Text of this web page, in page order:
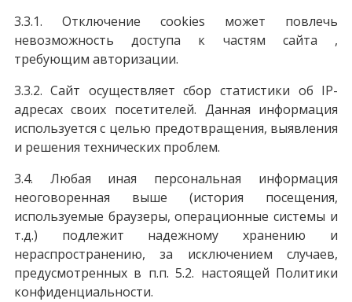
3.3.1. Отключение cookies может повлечь
невозможность доступа к частям сайта ,
требующим авторизации.
3.3.2. Сайт осуществляет сбор статистики об IP-
адресах своих посетителей. Данная информация
используется с целью предотвращения, выявления
и решения технических проблем.
3.4. Любая иная персональная информация
неоговоренная выше (история посещения,
используемые браузеры, операционные системы и
т.д.) подлежит надежному хранению и
нераспространению, за исключением случаев,
предусмотренных в п.п. 5.2. настоящей Политики
конфиденциальности.